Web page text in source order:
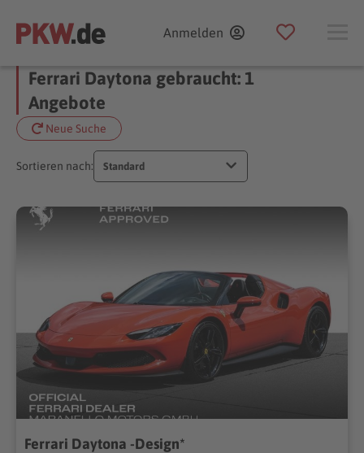
Anmelden
Ferrari Daytona gebraucht: 1
Angebote
Neue Suche
Sortieren nach: Standard
Ferrari Daytona -Design*